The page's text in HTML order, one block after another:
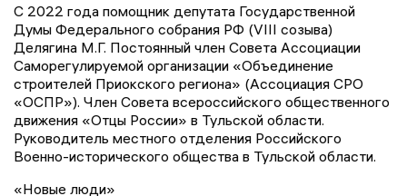
С 2022 года помощник депутата Государственной
Думы Федерального собрания РФ (VIII созыва)
Делягина М.Г. Постоянный член Совета Ассоциации
Саморегулируемой организации «Объединение
строителей Приокского региона» (Ассоциация СРО
«ОСПР»). Член Совета всероссийского общественного
движения «Отцы России» в Тульской области.
Руководитель местного отделения Российского
Военно-исторического общества в Тульской области.
«Новые люди»